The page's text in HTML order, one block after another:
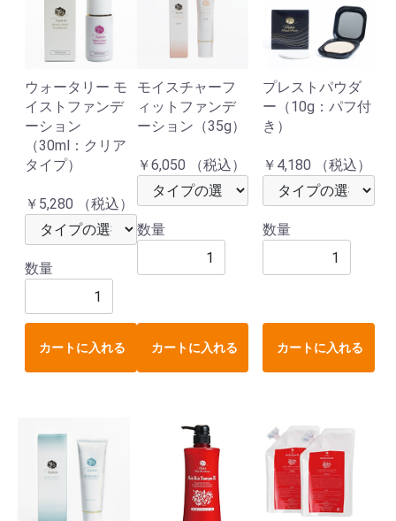
ウォータリー モ
イストファンデ
ーション
（30ml：クリア
タイプ）
￥5,280 （税込）
数量
カートに入れる
モイスチャーフ
ィットファンデ
ーション（35g）
￥6,050 （税込）
数量
カートに入れる
プレストパウダ
ー（10g：パフ付
き）
￥4,180 （税込）
数量
カートに入れる